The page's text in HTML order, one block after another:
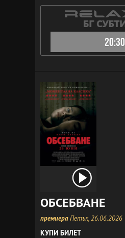
20:30
ОБСЕБВАНЕ
премиераПетък, 26.06.2026
КУПИ БИЛЕТ